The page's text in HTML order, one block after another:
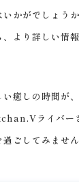
かがでしょう
より詳しい情
癒しの時間が
ライバー
ごしてみませ